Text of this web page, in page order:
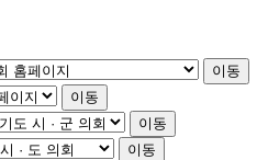
이동
이동
이동
이동